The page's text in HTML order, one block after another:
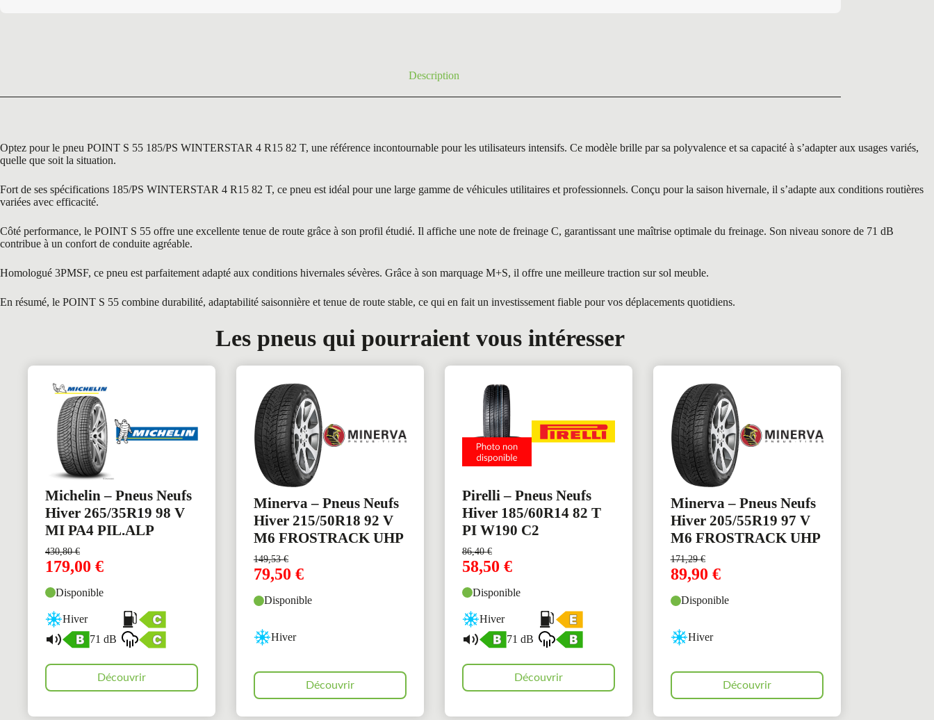
Description
Optez pour le pneu POINT S 55 185/PS WINTERSTAR 4 R15 82 T, une référence incontournable pour les utilisateurs intensifs. Ce modèle brille par sa polyvalence et sa capacité à s’adapter aux usages variés,
quelle que soit la situation.
Fort de ses spécifications 185/PS WINTERSTAR 4 R15 82 T, ce pneu est idéal pour une large gamme de véhicules utilitaires et professionnels. Conçu pour la saison hivernale, il s’adapte aux conditions routières
variées avec efficacité.
Côté performance, le POINT S 55 offre une excellente tenue de route grâce à son profil étudié. Il affiche une note de freinage C, garantissant une maîtrise optimale du freinage. Son niveau sonore de 71 dB
contribue à un confort de conduite agréable.
Homologué 3PMSF, ce pneu est parfaitement adapté aux conditions hivernales sévères. Grâce à son marquage M+S, il offre une meilleure traction sur sol meuble.
En résumé, le POINT S 55 combine durabilité, adaptabilité saisonnière et tenue de route stable, ce qui en fait un investissement fiable pour vos déplacements quotidiens.
Les pneus qui pourraient vous intéresser
Michelin – Pneus Neufs
Hiver 265/35R19 98 V
MI PA4 PIL.ALP
430,80€
179,00 €
Disponible
Hiver
71 dB
Découvrir
Minerva – Pneus Neufs
Hiver 215/50R18 92 V
M6 FROSTRACK UHP
149,53€
79,50 €
Disponible
Hiver
Découvrir
Pirelli – Pneus Neufs
Hiver 185/60R14 82 T
PI W190 C2
86,40€
58,50 €
Disponible
Hiver
71 dB
Découvrir
Minerva – Pneus Neufs
Hiver 205/55R19 97 V
M6 FROSTRACK UHP
171,29€
89,90 €
Disponible
Hiver
Découvrir